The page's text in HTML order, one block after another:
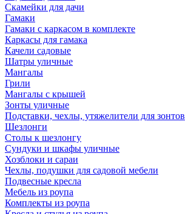
Скамейки для дачи
Гамаки
Гамаки с каркасом в комплекте
Каркасы для гамака
Качели садовые
Шатры уличные
Мангалы
Грили
Мангалы с крышей
Зонты уличные
Подставки, чехлы, утяжелители для зонтов
Шезлонги
Столы к шезлонгу
Сундуки и шкафы уличные
Хозблоки и сараи
Чехлы, подушки для садовой мебели
Подвесные кресла
Мебель из роупа
Комплекты из роупа